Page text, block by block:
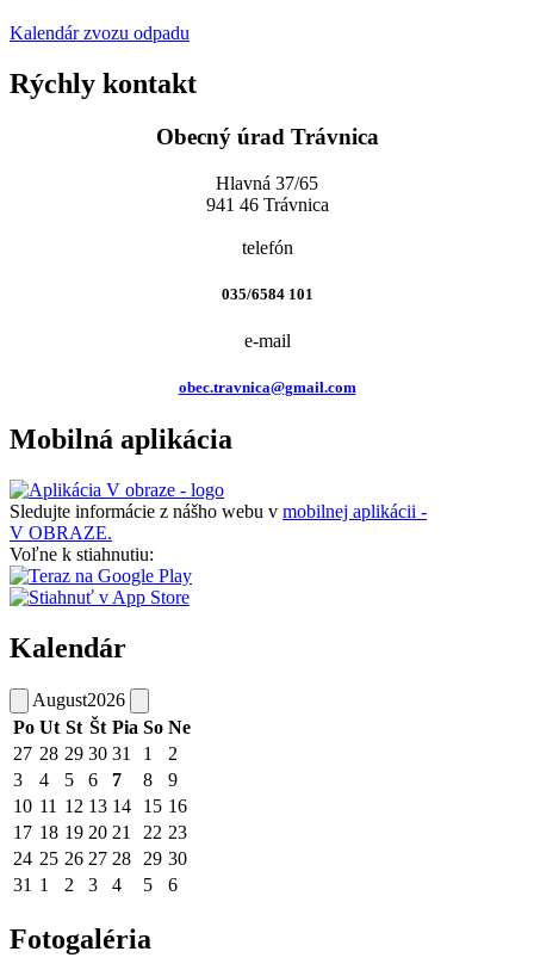
Kalendár zvozu odpadu
Rýchly kontakt
Obecný úrad Trávnica
Hlavná 37/65
941 46 Trávnica
telefón
035/6584 101
e-mail
obec.travnica@gmail.com
Mobilná aplikácia
Sledujte informácie z nášho webu v mobilnej aplikácii -
V OBRAZE.
Voľne k stiahnutiu:
Kalendár
August2026
Po Ut St Št Pia So Ne
27 28 29 30 31 1
2
3
4 5 6 7 8
9
10 11 12 13 14 15 16
17 18 19 20 21 22 23
24 25 26 27 28 29 30
31 1 2 3 4 5 6
Fotogaléria